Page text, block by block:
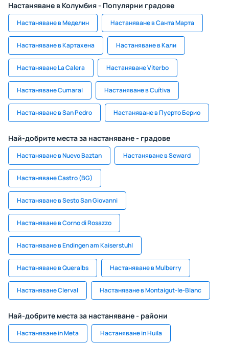
Настаняване в Колумбия - Популярни градове
Настаняване в Меделин Настаняване в Санта Марта
Настаняване в Картахена Настаняване в Кали
Настаняване La Calera Настаняване Viterbo
Настаняване Cumaral Настаняване в Cuítiva
Настаняване в San Pedro Настаняване в Пуерто Берио
Най-добрите места за настаняване - градове
Настаняване в Nuevo Baztan Настаняване в Seward
Настаняване Castro (BG)
Настаняване в Sesto San Giovanni
Настаняване в Corno di Rosazzo
Настаняване в Endingen am Kaiserstuhl
Настаняване в Queralbs Настаняване в Mulberry
Настаняване Clerval Настаняване в Montaigut-le-Blanc
Най-добрите места за настаняване - райони
Настаняване in Meta Настаняване in Huila